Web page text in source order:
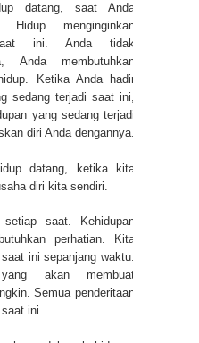
datang, saat Anda
Hidup menginginkan
ini. Anda tidak
Anda membutuhkan
Ketika Anda hadir
sedang terjadi saat ini,
yang sedang terjadi
diri Anda dengannya.
datang, ketika kita
diri kita sendiri.
saat. Kehidupan
perhatian. Kita
ini sepanjang waktu.
akan membuat
Semua penderitaan
ini.